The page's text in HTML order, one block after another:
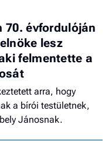
70. évfordulóján
lesz
felmentette a
arra, hogy
a bírói testületnek,
Jánosnak.